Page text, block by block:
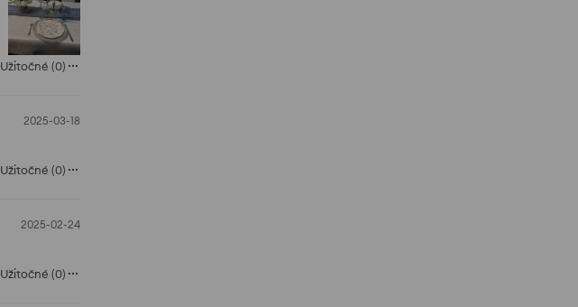
Užitočné (0)
2025-03-18
Užitočné (0)
2025-02-24
Užitočné (0)